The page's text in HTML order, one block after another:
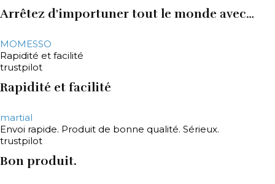
Arrêtez d'importuner tout le monde avec…
MOMESSO
Rapidité et facilité
trustpilot
Rapidité et facilité
martial
Envoi rapide. Produit de bonne qualité. Sérieux.
trustpilot
Bon produit.